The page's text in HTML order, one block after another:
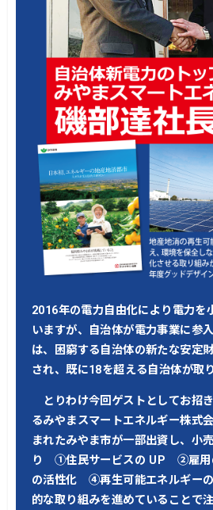
2016年の電力自由化により電力を
いますが、自治体が電力事業に参
は、困窮する自治体の新たな安定
され、既に18を超える自治体が取
とりわけ今回ゲストとしてお招
るみやまスマートエネルギー株式
まれたみやま市が一部出資し、小
り ①住民サービスの UP ②雇
の活性化 ④再生可能エネルギー
的な取り組みを進めていることで